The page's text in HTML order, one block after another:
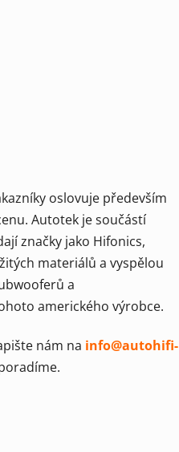
oslovuje především
Autotek je součástí
značky jako Hifonics,
materiálů a vyspělou
a
amerického výrobce.
nám na info@autohifi-